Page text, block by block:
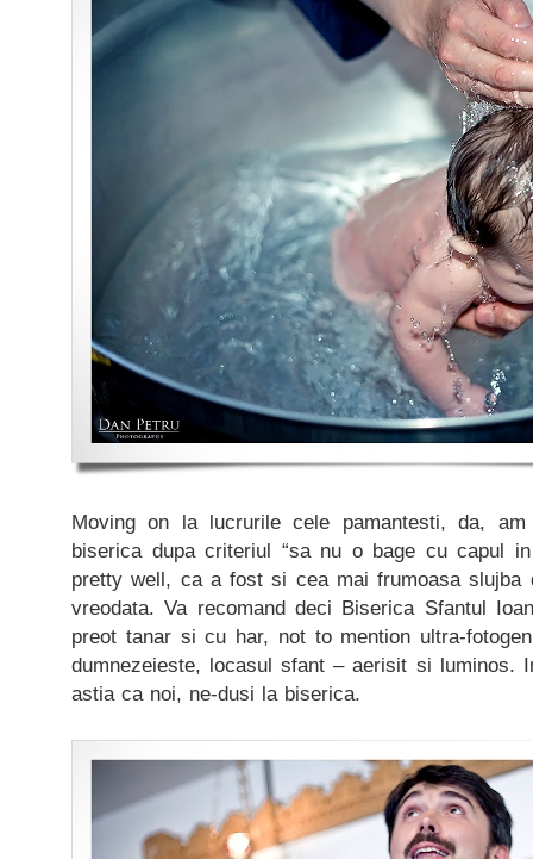
Moving on la lucrurile cele pamantesti, da, am
biserica dupa criteriul “sa nu o bage cu capul
pretty well, ca a fost si cea mai frumoasa slujba
vreodata. Va recomand deci Biserica Sfantul
preot tanar si cu har, not to mention ultra-
dumnezeieste, locasul sfant – aerisit si luminos.
astia ca noi, ne-dusi la biserica.